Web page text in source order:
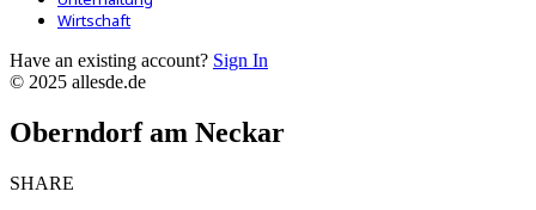
Wirtschaft
Have an existing account? Sign In
© 2025 allesde.de
Oberndorf am Neckar
SHARE